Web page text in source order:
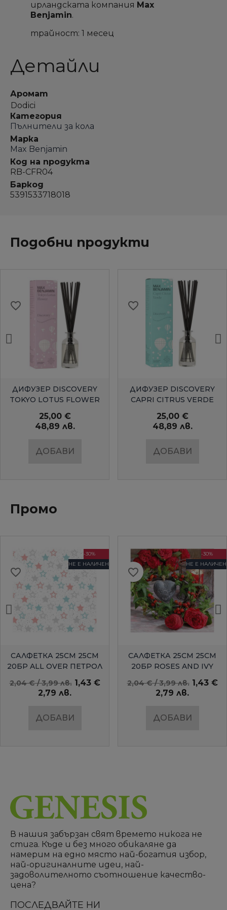
ирландската компания Max
Benjamin.
трайност: 1 месец
Детайли
Аромат
Dodici
Категория
Пълнители за кола
Марка
Max Benjamin
Код на продукта
RB-CFR04
Баркод
5391533718018
Подобни продукти
БЪРЗ ПРЕГЛЕД
ДИФУЗЕР DISCOVERY
TOKYO LOTUS FLOWER
25,00 €
48,89 лв.
ДОБАВИ
favorite_border
БЪРЗ ПРЕГЛЕД
ДИФУЗЕР DISCOVERY
CAPRI CITRUS VERDE
25,00 €
48,89 лв.
ДОБАВИ
favorite_border
Промо
БЪРЗ ПРЕГЛЕД
-30%
НЕ Е НАЛИЧЕН
САЛФЕТКА 25СМ 25СМ
20БР ALL OVER ПЕТРОЛ
2,04 € / 3,99 лв. 1,43 €
2,79 лв.
ДОБАВИ
favorite_border
БЪРЗ ПРЕГЛЕД
-30%
НЕ Е НАЛИЧЕН
САЛФЕТКА 25СМ 25СМ
20БР ROSES AND IVY
AMBIENTE
2,04 € / 3,99 лв. 1,43 €
2,79 лв.
ДОБАВИ
favorite_border
В нашия забързан свят времето никога не
стига. Къде и без много обикаляне да
намерим на едно място най-богатия избор,
най-оригиналните идеи, най-
задоволителното съотношение качество-
цена?
ПОСЛЕДВАЙТЕ НИ